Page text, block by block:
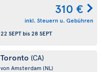
310 €
inkl. Steuern u. Gebühren
22 SEPTbis28 SEPT
Toronto (CA)
von Amsterdam(NL)